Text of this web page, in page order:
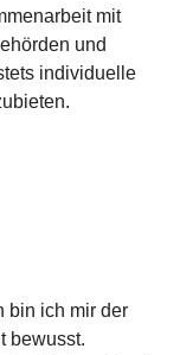
mit
und
individuelle
bin ich mir der
bewusst.